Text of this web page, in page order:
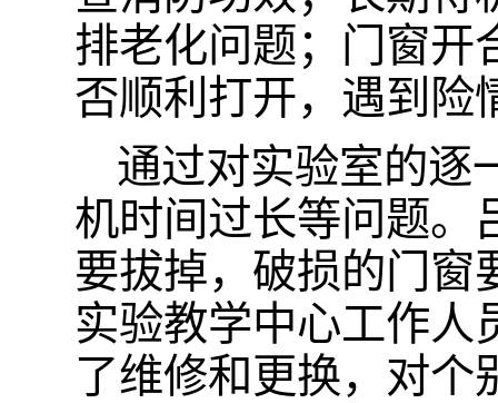
排老化问题；门窗开
否顺利打开，遇到险
通过对实验室的逐
机时间过长等问题。
要拔掉，破损的门窗
实验教学中心工作人
了维修和更换，对个